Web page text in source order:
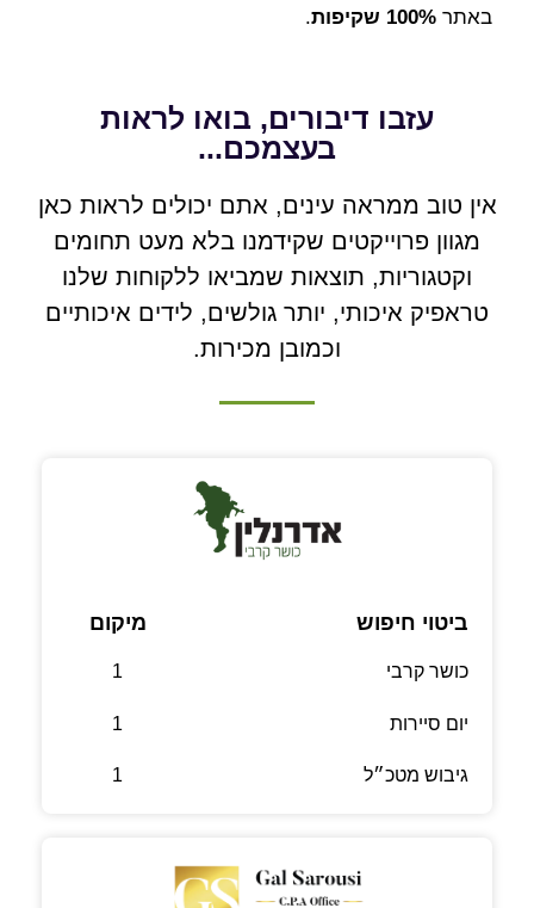
באתר 100% שקיפות .
עזבו דיבורים, בואו לראות
בעצמכם...
אין טוב ממראה עינים, אתם יכולים לראות כאן
מגוון פרוייקטים שקידמנו בלא מעט תחומים
וקטגוריות, תוצאות שמביאו ללקוחות שלנו
טראפיק איכותי, יותר גולשים, לידים איכותיים
וכמובן מכירות.
ביטוי חיפוש
כושר קרבי
יום סיירות
גיבוש מטכ״ל
מיקום
1
1
1